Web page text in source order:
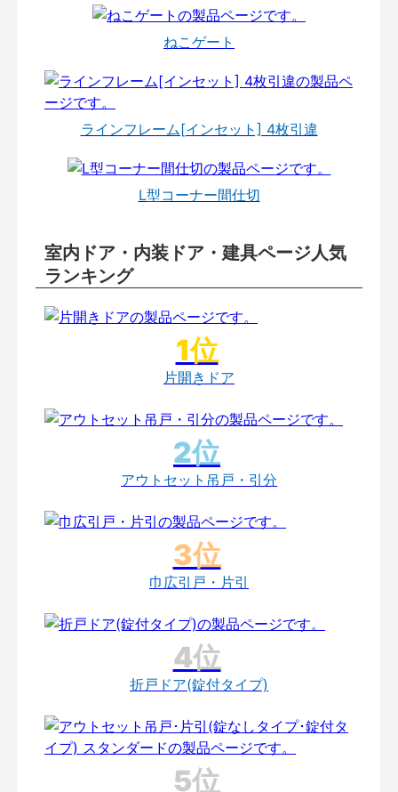
ねこゲート
ラインフレーム[インセット] 4枚引違
L型コーナー間仕切
室内ドア・内装ドア・建具ページ人気
ランキング
片開きドア
アウトセット吊戸・引分
巾広引戸・片引
折戸ドア(錠付タイプ)